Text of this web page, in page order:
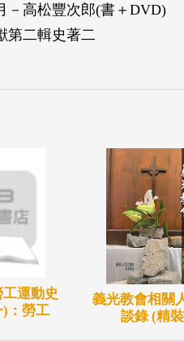
高松豐次郎(書＋DVD)
第二輯史著二
運動史
：勞工
義光教會相關
談錄 (精